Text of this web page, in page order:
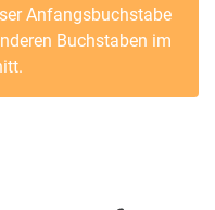
Anfangsbuchstabe
Buchstaben im